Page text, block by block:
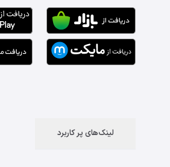
لینک‌های پر کاربرد